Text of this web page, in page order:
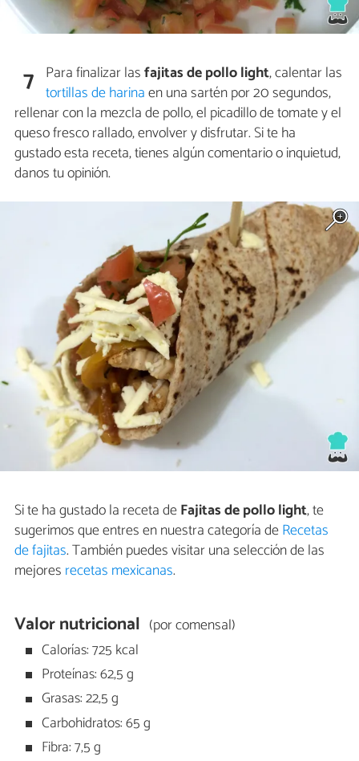
7 Para finalizar lasfajitas de pollo light, calentar las
tortillas de harinaen una sartén por 20 segundos,
rellenar con la mezcla de pollo, el picadillo de tomate y el
queso fresco rallado, envolver y disfrutar. Si te ha
gustado esta receta, tienes algún comentario o inquietud,
danos tu opinión.
Si te ha gustado la receta deFajitas de pollo light, te
sugerimos que entres en nuestra categoría deRecetas
de fajitas. También puedes visitar una selección de las
mejores recetas mexicanas.
Valor nutricional (por comensal)
Calorías: 725 kcal
Proteínas: 62,5 g
Grasas: 22,5 g
Carbohidratos: 65 g
Fibra: 7,5 g